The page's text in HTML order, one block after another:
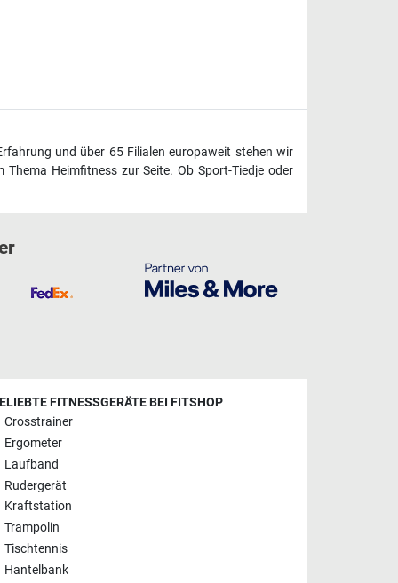
und über 65 Filialen europaweit stehen wir
Heimfitness zur Seite. Ob Sport-Tiedje oder
FITNESSGERÄTE BEI FITSHOP
Crosstrainer
Ergometer
Laufband
Rudergerät
Kraftstation
Trampolin
Tischtennis
Hantelbank